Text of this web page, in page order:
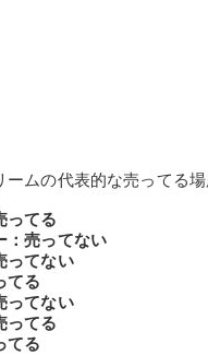
ームの代表的な売ってる
ってる
：売ってない
ってない
てる
ってない
ってる
てる